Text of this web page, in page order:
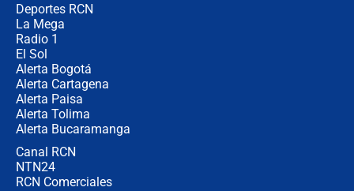
Deportes RCN
La Mega
Radio 1
El Sol
Alerta Bogotá
Alerta Cartagena
Alerta Paisa
Alerta Tolima
Alerta Bucaramanga
Canal RCN
NTN24
RCN Comerciales